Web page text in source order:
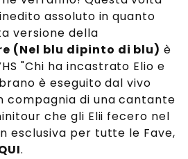
assoluto in quanto
versione della
(Nel blu dipinto di blu) è
"Chi ha incastrato Elio e
è eseguito dal vivo
compagnia di una cantante
che gli Elii fecero nel
esclusiva per tutte le Fave,
.